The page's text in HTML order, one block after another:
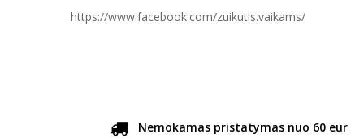
https://www.facebook.com/zuikutis.vaikams/
Nemokamas pristatymas nuo 60 eur